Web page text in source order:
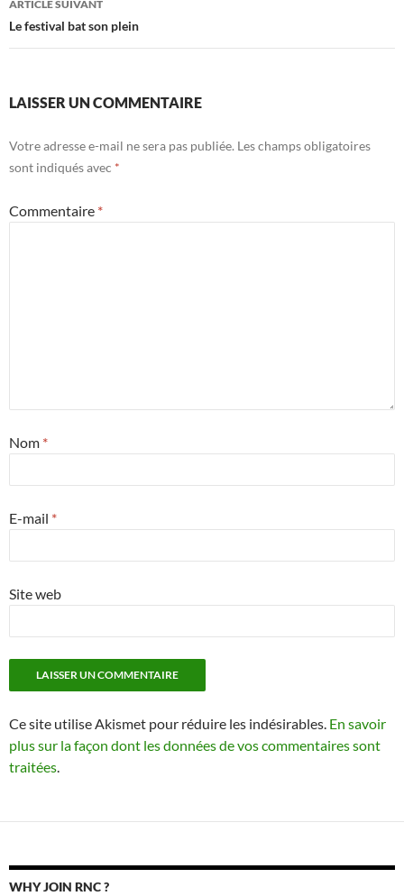
ARTICLE SUIVANT
Le festival bat son plein
LAISSER UN COMMENTAIRE
Votre adresse e-mail ne sera pas publiée. Les champs obligatoires
sont indiqués avec *
Commentaire *
Nom *
E-mail *
Site web
Ce site utilise Akismet pour réduire les indésirables. En savoir
plus sur la façon dont les données de vos commentaires sont
traitées.
WHY JOIN RNC ?